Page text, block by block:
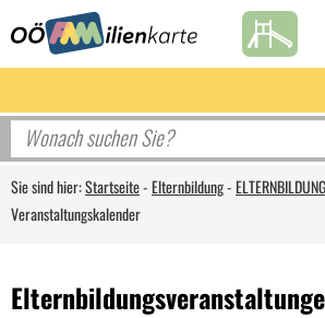
Sie sind hier:Startseite-Elternbildung-
Veranstaltungskalender